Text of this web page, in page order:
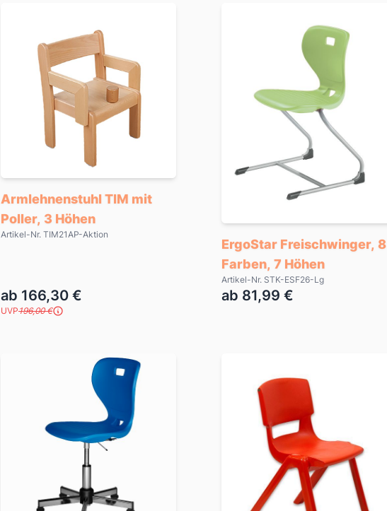
Armlehnenstuhl TIM mit
Poller, 3 Höhen
Artikel-Nr. TIM21AP-Aktion
ab 166,30 €
UVP196,00 €
ErgoStar Freischwinger, 8
Farben, 7 Höhen
Artikel-Nr. STK-ESF26-Lg
ab 81,99 €